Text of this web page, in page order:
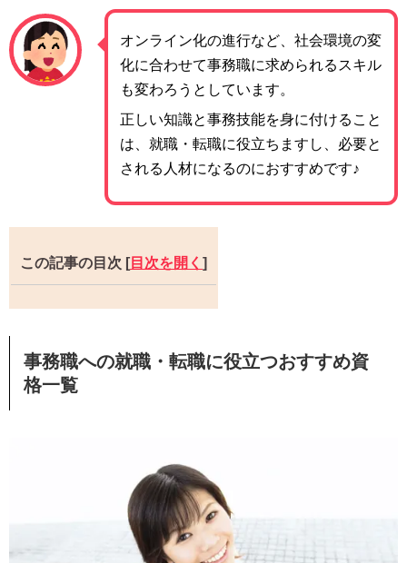
オンライン化の進行など、社会環境の変
化に合わせて事務職に求められるスキル
も変わろうとしています。
正しい知識と事務技能を身に付けること
は、就職・転職に役立ちますし、必要と
される人材になるのにおすすめです♪
この記事の目次 [目次を開く ]
事務職への就職・転職に役立つおすすめ資
格一覧